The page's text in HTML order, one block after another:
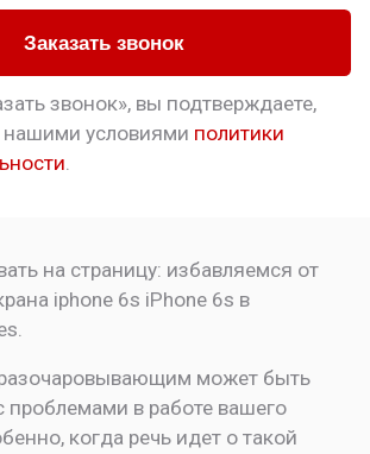
Заказать звонок
звонок», вы подтверждаете,
нашими условиями политики
.
на страницу: избавляемся от
iphone 6s iPhone 6s в
может быть
проблемами в работе вашего
когда речь идет о такой